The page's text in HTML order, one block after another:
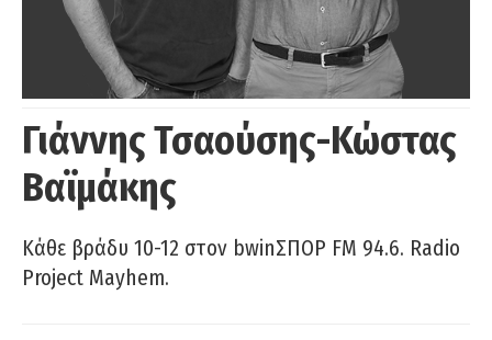
Γιάννης Τσαούσης-Κώστας
Βαϊμάκης
Κάθε βράδυ 10-12 στον bwinΣΠΟΡ FM 94.6. Radio
Project Mayhem.